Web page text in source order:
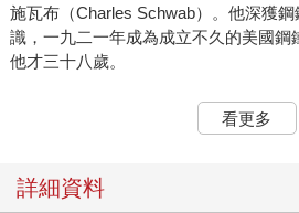
施瓦布（Charles Schwab）。他深獲
識，一九二一年成為成立不久的美國鋼
他才三十八歲。
安德魯．卡內基為何要開出年薪百萬美
施瓦布？究竟是為什麼？因為施瓦布天
親自告訴我，在他麾下，比他了解鋼
看更多
詳細資料